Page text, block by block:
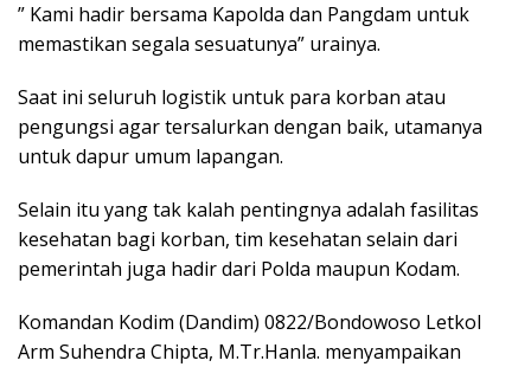
” Kami hadir bersama Kapolda dan Pangdam untuk
memastikan segala sesuatunya” urainya.
Saat ini seluruh logistik untuk para korban atau
pengungsi agar tersalurkan dengan baik, utamanya
untuk dapur umum lapangan.
Selain itu yang tak kalah pentingnya adalah fasilitas
kesehatan bagi korban, tim kesehatan selain dari
pemerintah juga hadir dari Polda maupun Kodam.
Komandan Kodim (Dandim) 0822/Bondowoso Letkol
Arm Suhendra Chipta, M.Tr.Hanla. menyampaikan